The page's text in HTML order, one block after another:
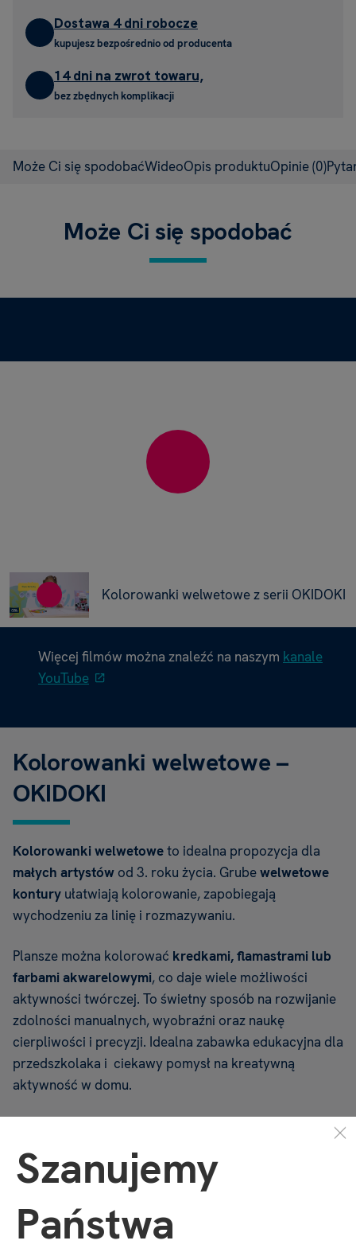
Dostawa 4 dni robocze
kupujesz bezpośrednio od producenta
14 dni na zwrot towaru,
bez zbędnych komplikacji
Może Ci się spodobaćWideoOpis produktuOpinie(0)
Może Ci się spodobać
Kolorowanki welwetowe z serii OKIDOKI
Więcej filmów można znaleźć na naszym kanale
YouTube
Kolorowanki welwetowe –
OKIDOKI
Kolorowanki welwetoweto idealna propozycja dla
małych artystów od 3. roku życia. Grubewelwetowe
kontury ułatwiają kolorowanie, zapobiegają
wychodzeniu za linię i rozmazywaniu.
Plansze można kolorować kredkami, flamastrami lub
farbami akwarelowymi, co daje wiele możliwości
aktywności twórczej. To świetny sposób na rozwijanie
zdolności manualnych, wyobraźni oraz naukę
cierpliwości i precyzji. Idealna zabawka edukacyjna dla
przedszkolaka i ciekawy pomysł na kreatywną
aktywność w domu.
Kolorowanki dostępne w wersji„Pojazdy”
propozycja dla dzieci interesujących się samochodami,
maszynami i innymi pojazdami oraz
i księżniczki”– dla miłośników magicznego świata
Szanujemy
Państwa